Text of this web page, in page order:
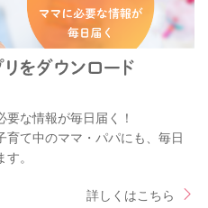
な情報が毎日届く！
て中のママ・パパにも、毎日
。
詳しくはこちら